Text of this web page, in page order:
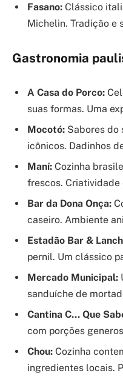
Fasano: Clássico
Michelin. Tradição e
Gastronomia
A Casa do Porco:
suas formas. Uma
Mocotó: Sabores do
icônicos. Dadinhos
Maní: Cozinha
frescos. Criatividade
Bar da Dona Onça:
caseiro. Ambiente
Estadão Bar &
pernil. Um clássico
Mercado Municipal:
sanduíche de
Cantina C… Que
com porções
Chou: Cozinha
ingredientes locais.